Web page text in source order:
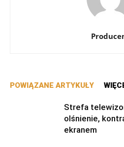
POWIĄZANE ARTYKUŁY
Strefa
olśnienie,
ekranem